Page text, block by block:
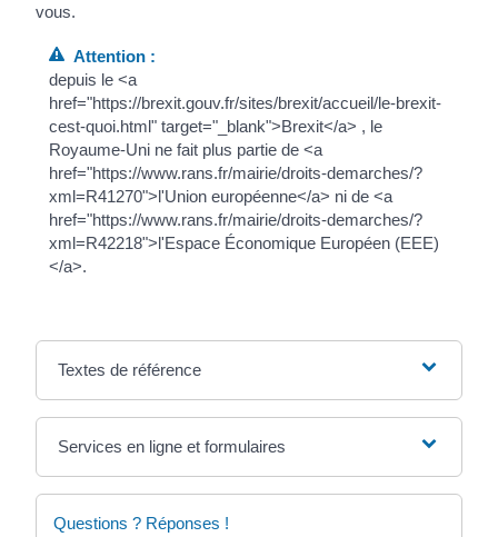
vous.
Attention :
depuis le <a
href="https://brexit.gouv.fr/sites/brexit/accueil/le-brexit-
cest-quoi.html" target="_blank">Brexit</a> , le
Royaume-Uni ne fait plus partie de <a
href="https://www.rans.fr/mairie/droits-demarches/?
xml=R41270">l'Union européenne</a> ni de <a
href="https://www.rans.fr/mairie/droits-demarches/?
xml=R42218">l'Espace Économique Européen (EEE)
</a>.
Textes de référence
Services en ligne et formulaires
Questions ? Réponses !